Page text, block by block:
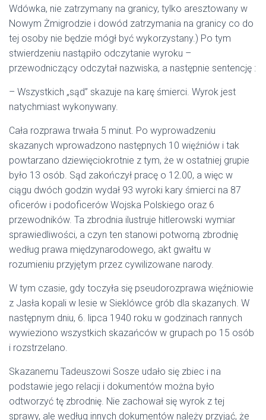
Wdówka, nie zatrzymany na granicy, tylko aresztowany w
Nowym Żmigrodzie i dowód zatrzymania na granicy co do
tej osoby nie będzie mógł być wykorzystany.) Po tym
stwierdzeniu nastąpiło odczytanie wyroku –
przewodniczący odczytał nazwiska, a następnie sentencję :
– Wszystkich „sąd” skazuje na karę śmierci. Wyrok jest
natychmiast wykonywany.
Cała rozprawa trwała 5 minut. Po wyprowadzeniu
skazanych wprowadzono następnych 10 więźniów i tak
powtarzano dziewięciokrotnie z tym, że w ostatniej grupie
było 13 osób. Sąd zakończył pracę o 12.00, a więc w
ciągu dwóch godzin wydał 93 wyroki kary śmierci na 87
oficerów i podoficerów Wojska Polskiego oraz 6
przewodników. Ta zbrodnia ilustruje hitlerowski wymiar
sprawiedliwości, a czyn ten stanowi potworną zbrodnię
według prawa międzynarodowego, akt gwałtu w
rozumieniu przyjętym przez cywilizowane narody.
W tym czasie, gdy toczyła się pseudorozprawa więźniowie
z Jasła kopali w lesie w Sieklówce grób dla skazanych. W
następnym dniu, 6. lipca 1940 roku w godzinach rannych
wywieziono wszystkich skazańców w grupach po 15 osób
i rozstrzelano.
Skazanemu Tadeuszowi Sosze udało się zbiec i na
podstawie jego relacji i dokumentów można było
odtworzyć tę zbrodnię. Nie zachował się wyrok z tej
sprawy, ale według innych dokumentów należy przyjąć, że